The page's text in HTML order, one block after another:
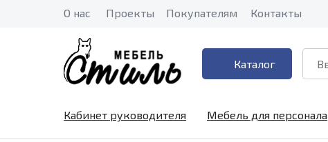
Контакты
Покупателям
Проекты
О нас
Каталог
Кабинет руководителя Мебель для персонала